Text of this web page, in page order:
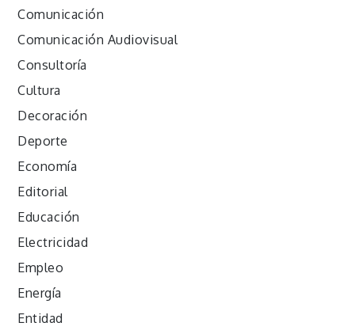
Comunicación
Comunicación Audiovisual
Consultoría
Cultura
Decoración
Deporte
Economía
Editorial
Educación
Electricidad
Empleo
Energía
Entidad